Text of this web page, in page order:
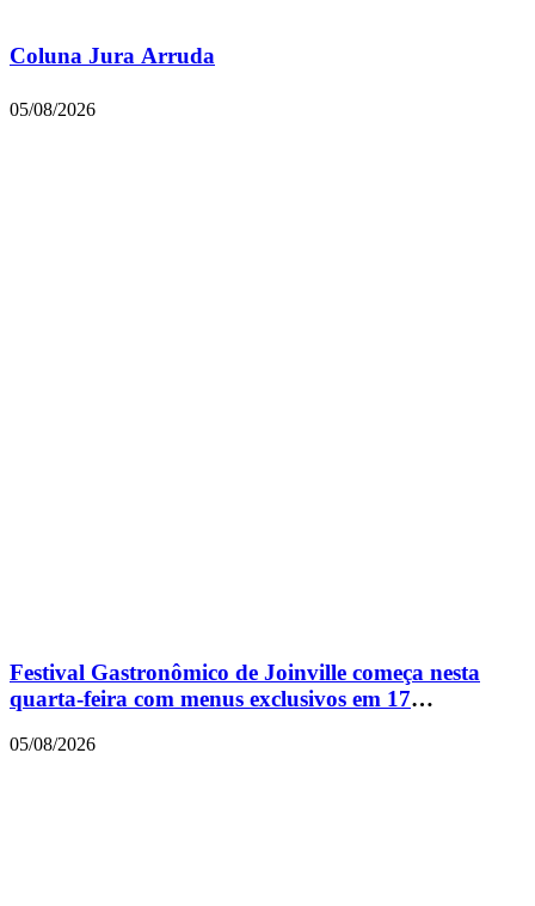
Coluna Jura Arruda
05/08/2026
Festival Gastronômico de Joinville começa nesta
quarta-feira com menus exclusivos em 17
05/08/2026